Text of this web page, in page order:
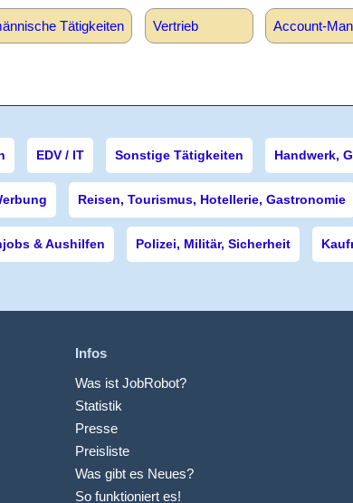
Tätigkeiten Vertrieb Account-
EDV / IT Sonstige Tätigkeiten Handwerk,
Reisen, Tourismus, Hotellerie, Gastronomie
& Aushilfen Polizei, Militär, Sicherheit
Infos
Was ist JobRobot?
Statistik
Presse
Preisliste
Was gibt es Neues?
So funktioniert es!